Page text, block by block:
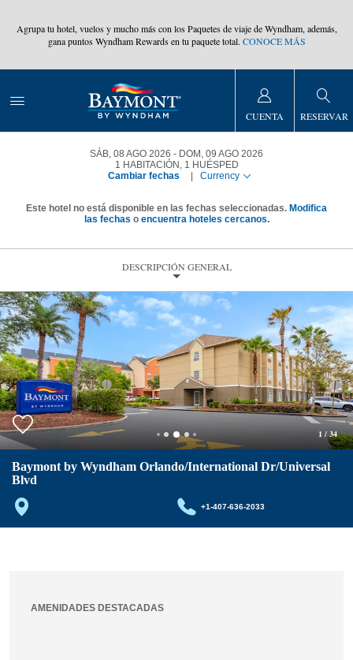
Agrupa tu hotel, vuelos y mucho más con los Paquetes de viaje de Wyndham, además,
gana puntos Wyndham Rewards en tu paquete total. CONOCE MÁS
CUENTA RESERVAR
SÁB, 08 AGO 2026
DOM, 09 AGO 2026
1 HABITACIÓN , 1 HUÉSPED
Cambiar fechas
Currency
Este hotel no está disponible en las fechas seleccionadas. Modifica
las fechas o encuentra hoteles cercanos.
DESCRIPCIÓN GENERAL
1 /34
Baymont by Wyndham Orlando/International Dr/Universal
Blvd
+1-407-636-2033
AMENIDADES DESTACADAS